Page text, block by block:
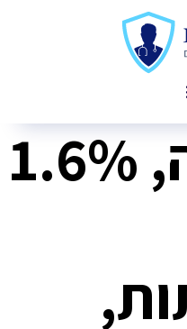
מעדן סויה, 1.6%